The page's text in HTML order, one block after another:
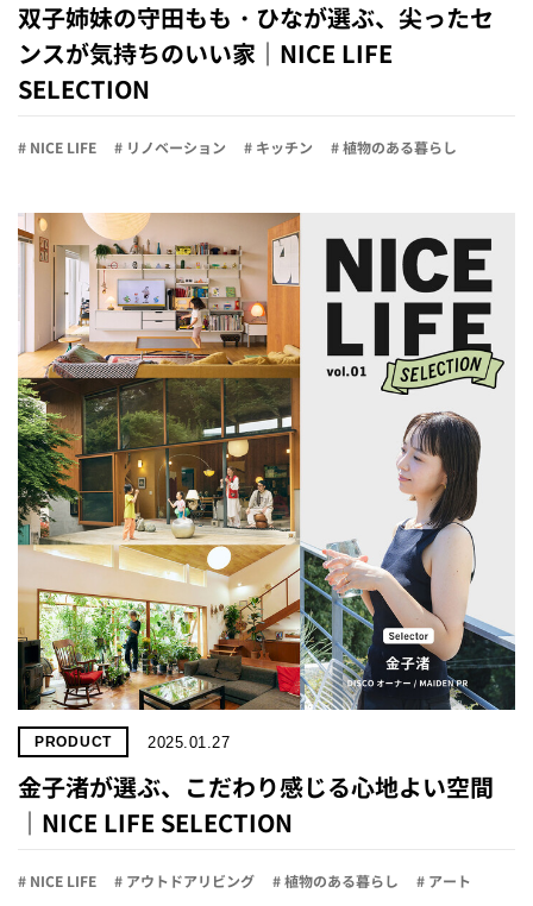
双子姉妹の守田もも・ひなが選ぶ、尖ったセ
ンスが気持ちのいい家｜NICE LIFE
SELECTION
# NICE LIFE # リノベーション # キッチン # 植物のある暮らし
PRODUCT 2025.01.27
金子渚が選ぶ、こだわり感じる心地よい空間
｜NICE LIFE SELECTION
# NICE LIFE # アウトドアリビング # 植物のある暮らし # アート